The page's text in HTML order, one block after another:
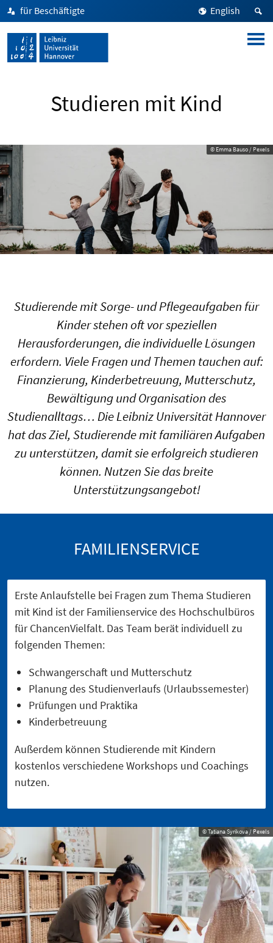
für Beschäftigte English
Studieren mit Kind
© Emma Bauso / Pexels
Studierende mit Sorge- und Pflegeaufgaben für
Kinder stehen oft vor speziellen
Herausforderungen, die individuelle Lösungen
erfordern. Viele Fragen und Themen tauchen auf:
Finanzierung, Kinderbetreuung, Mutterschutz,
Bewältigung und Organisation des
Studienalltags… Die Leibniz Universität Hannover
hat das Ziel, Studierende mit familiären Aufgaben
zu unterstützen, damit sie erfolgreich studieren
können. Nutzen Sie das breite
Unterstützungsangebot!
FAMILIENSERVICE
Erste Anlaufstelle bei Fragen zum Thema Studieren
mit Kind ist der Familienservice des Hochschulbüros
für ChancenVielfalt. Das Team berät individuell zu
folgenden Themen:
Schwangerschaft und Mutterschutz
Planung des Studienverlaufs (Urlaubssemester)
Prüfungen und Praktika
Kinderbetreuung
Außerdem können Studierende mit Kindern
kostenlos verschiedene Workshops und Coachings
nutzen.
© Tatiana Syrikova / Pexels